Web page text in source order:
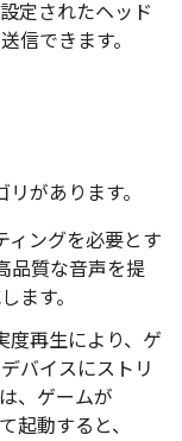
定されたヘッド
信できます。
があります。
ィングを必要とす
品質な音声を提
ます。
度再生により、ゲ
バイスにストリ
、ゲームが
起動すると、